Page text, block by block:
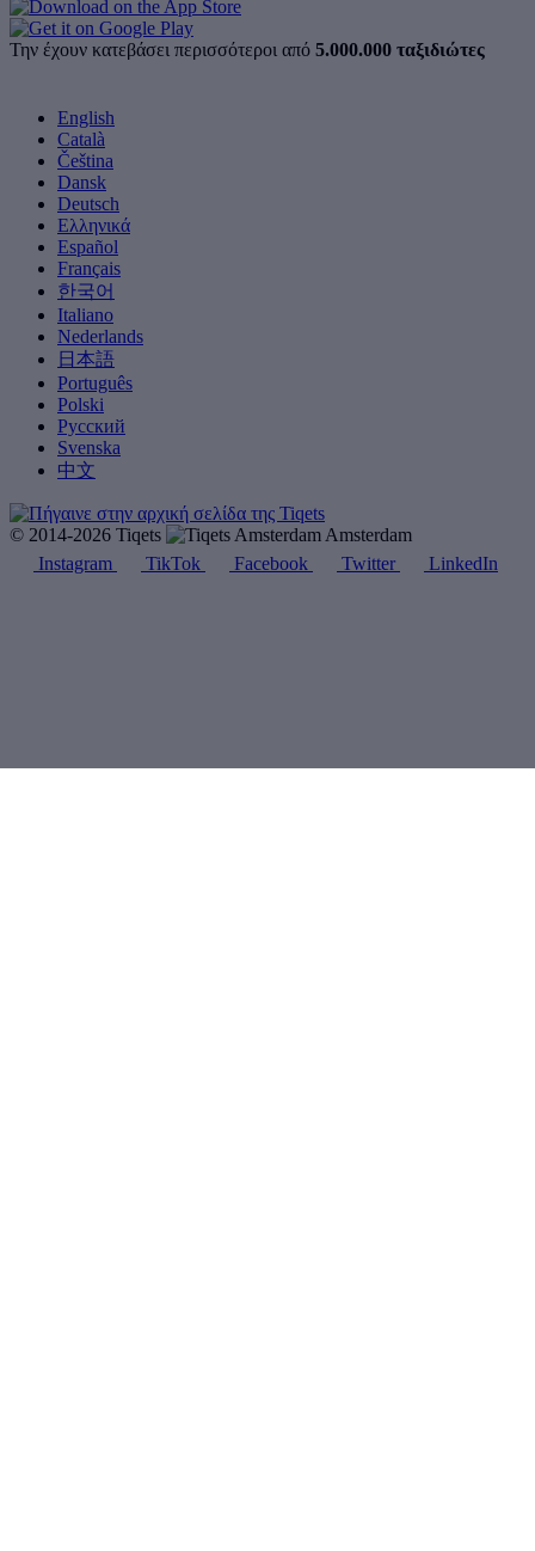
Την έχουν κατεβάσει περισσότεροι από 5.000.000 ταξιδιώτες
English
Català
Čeština
Dansk
Deutsch
Ελληνικά
Español
Français
한국어
Italiano
Nederlands
日本語
Português
Polski
Русский
Svenska
中文
© 2014-2026 Tiqets
Amsterdam
Instagram
TikTok Facebook Twitter LinkedIn